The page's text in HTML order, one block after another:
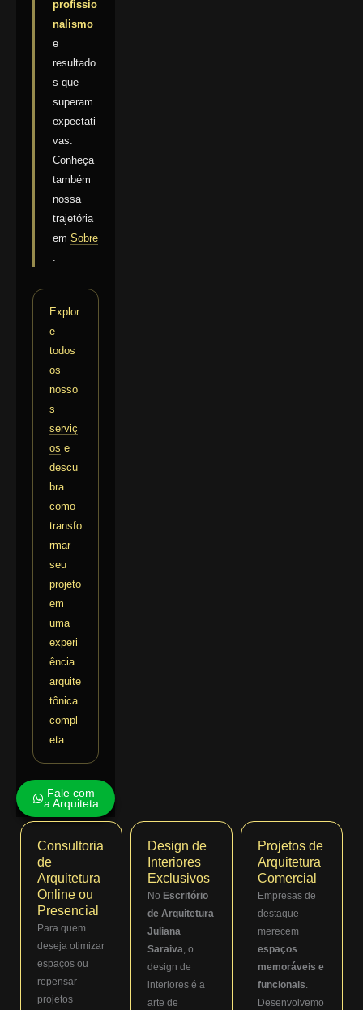
profissio
nalismo
e
resultado
s que
superam
expectati
vas.
Conheça
também
nossa
trajetória
em Sobre
.
Explor
e
todos
os
nosso
s
serviç
os e
descu
bra
como
transfo
rmar
seu
projeto
em
uma
experi
ência
arquite
tônica
compl
eta.
Fale com
a Arquiteta
Consultoria
de
Arquitetura
Online ou
Presencial
Para quem
deseja otimizar
espaços ou
repensar
projetos
Design de
Interiores
Exclusivos
No Escritório
de Arquitetura
Juliana
Saraiva, o
design de
interiores é a
arte de
Projetos de
Arquitetura
Comercial
Empresas de
destaque
merecem
espaços
memoráveis e
funcionais.
Desenvolvemo